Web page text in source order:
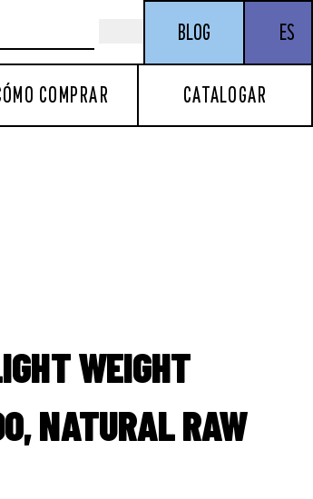
BLOG ES
COMPRAR CATALOGAR
WEIGHT
NATURAL RAW